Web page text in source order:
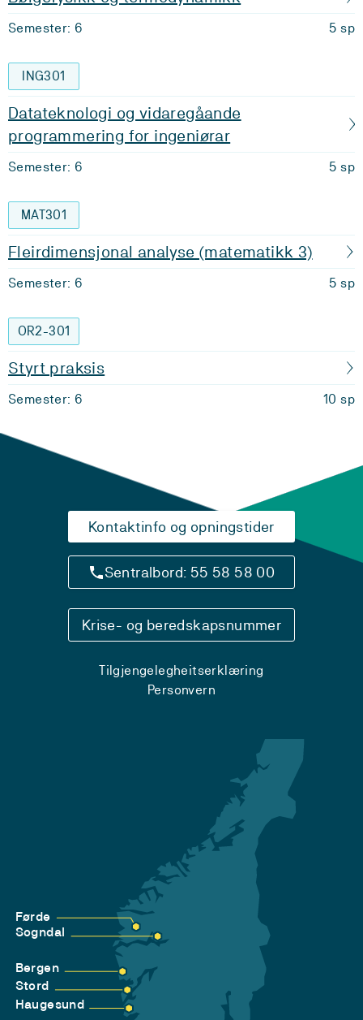
Semester: 6 5 sp
ING301
Datateknologi og vidaregåande
programmering for ingeniørar
Semester: 6 5 sp
MAT301
Fleirdimensjonal analyse (matematikk 3)
Semester: 6 5 sp
OR2-301
Styrt praksis
Semester: 6 10 sp
Kontaktinfo og opningstider
Sentralbord: 55 58 58 00
Krise- og beredskapsnummer
Tilgjengelegheitserklæring
Personvern
Førde
Sogndal
Bergen
Stord
Haugesund